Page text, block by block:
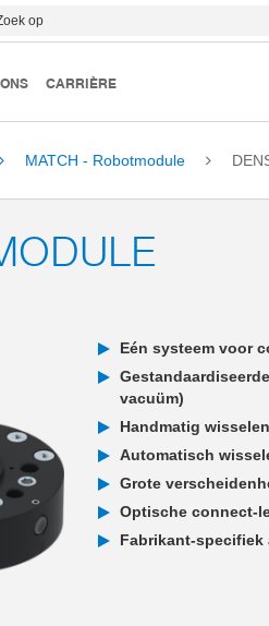
op
CARRIÈRE
MATCH - Robotmodule
Eén systeem voor
vacuüm)
Handmatig
Automatisch
Grote
Optische connect-
Fabrikant-specifiek